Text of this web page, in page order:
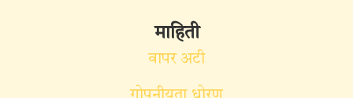
माहिती
वापर अटी